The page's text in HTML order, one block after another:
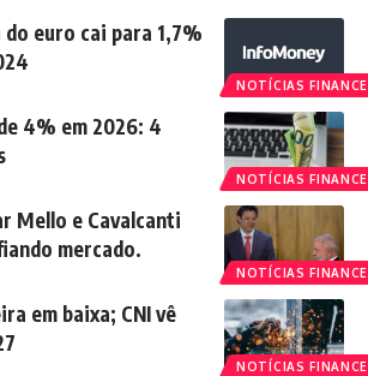
NOTÍCIAS
euro cai para 1,7%
NOTÍCIAS
4% em 2026: 4
NOTÍCIAS
Mello e Cavalcanti
mercado.
NOTÍCIAS
em baixa; CNI vê